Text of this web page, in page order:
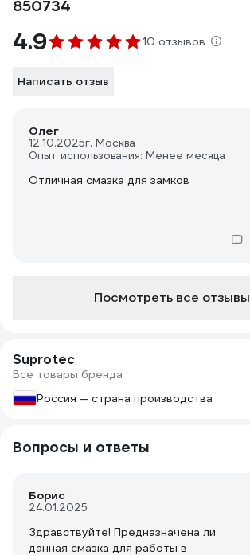
850734
4.9 10 отзывов
Написать отзыв
Олег
12.10.2025г. Москва
Опыт использования: Менее месяца
Отличная смазка для замков
Посмотреть все отзывы
Suprotec
Все товары бренда
Россия — страна производства
Вопросы и ответы
Борис
24.01.2025
Здравствуйте! Предназначена ли
данная смазка для работы в